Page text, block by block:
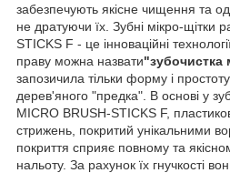
забезпечують якісне чищення та
не дратуючи їх. Зубні мікро-щітки
STICKS F - це інноваційні
праву можна назвати"зубочистка
запозичила тільки форму і простоту
дерев'яного "предка". В основі у
MICRO BRUSH-STICKS F,
стрижень, покритий унікальними
покриття сприяє повному та
нальоту. За рахунок їх гнучкості